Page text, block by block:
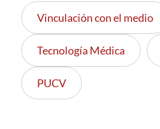
Vinculación con el medio
Tecnología Médica
PUCV